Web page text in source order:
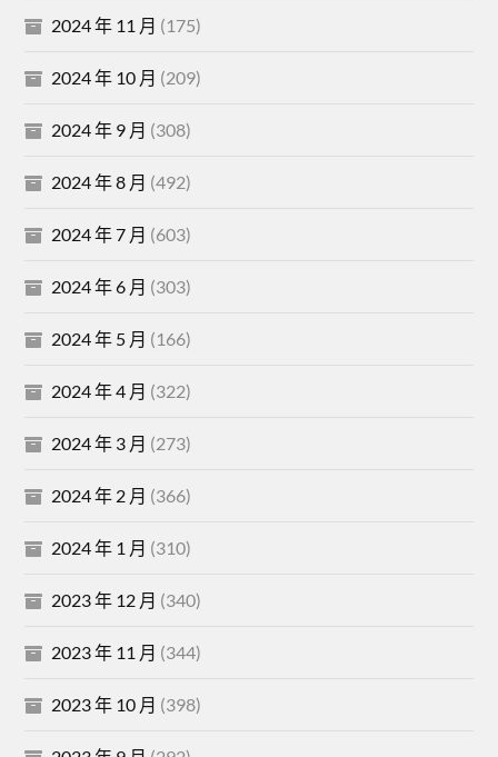
2024 年 11 月 (175)
2024 年 10 月 (209)
2024 年 9 月 (308)
2024 年 8 月 (492)
2024 年 7 月 (603)
2024 年 6 月 (303)
2024 年 5 月 (166)
2024 年 4 月 (322)
2024 年 3 月 (273)
2024 年 2 月 (366)
2024 年 1 月 (310)
2023 年 12 月 (340)
2023 年 11 月 (344)
2023 年 10 月 (398)